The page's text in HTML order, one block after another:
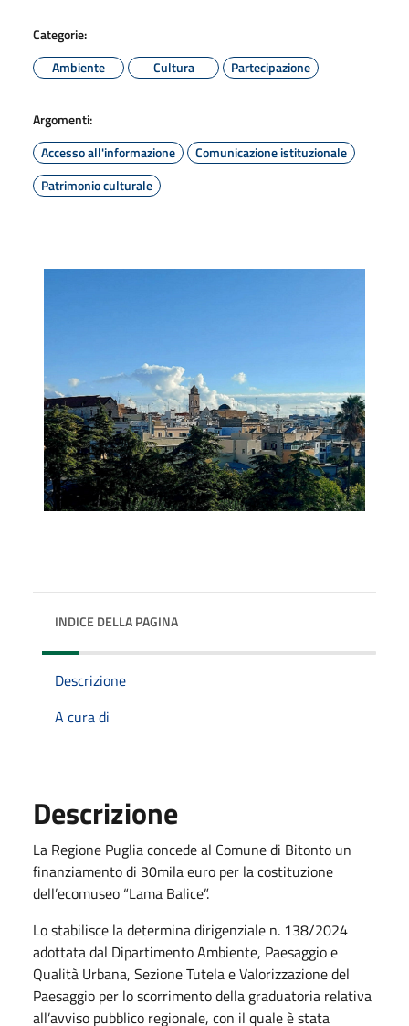
Categorie:
Ambiente
Cultura Partecipazione
Argomenti:
Accesso all'informazione
Comunicazione istituzionale
Patrimonio culturale
INDICE DELLA PAGINA
Descrizione
A cura di
Descrizione
La Regione Puglia concede al Comune di Bitonto un
finanziamento di 30mila euro per la costituzione
dell’ecomuseo “Lama Balice”.
Lo stabilisce la determina dirigenziale n. 138/2024
adottata dal Dipartimento Ambiente, Paesaggio e
Qualità Urbana, Sezione Tutela e Valorizzazione del
Paesaggio per lo scorrimento della graduatoria relativa
all’avviso pubblico regionale, con il quale è stata